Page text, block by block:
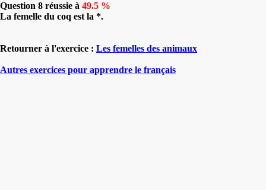
Question 8 réussie à 49.5 %
La femelle du coq est la *.
Retourner à l'exercice : Les femelles des animaux
Autres exercices pour apprendre le français